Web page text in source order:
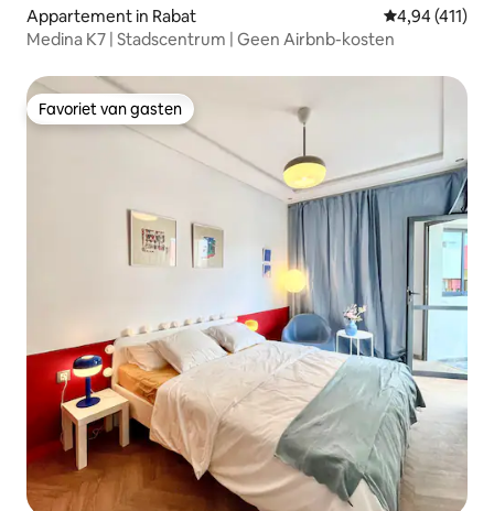
Appartement in Rabat Gemiddelde
4,94 (411)
Medina K7 | Stadscentrum | Geen Airbnb-kosten
Favoriet van gasten
Favoriet van gasten